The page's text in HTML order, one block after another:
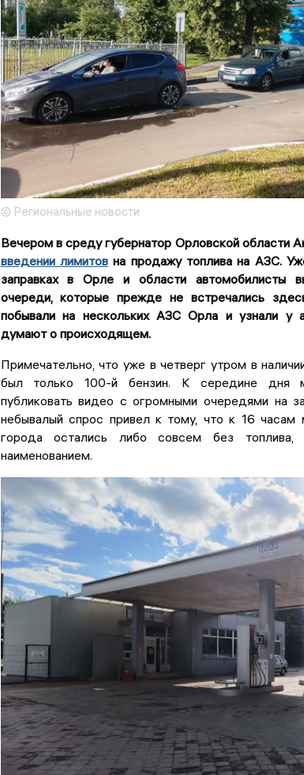
© Региональные новости
Вечером в среду губернатор Орловской области
введении лимитовна продажу топлива на АЗС.
заправках в Орле и области автомобилисты
очереди, которые прежде не встречались
побывали на нескольких АЗС Орла и узнали у
думают о происходящем.
Примечательно, что уже в четверг утром в
был только 100-й бензин. К середине дня
публиковать видео с огромными очередями на
небывалый спрос привел к тому, что к 16 часам
города остались либо совсем без
наименованием.